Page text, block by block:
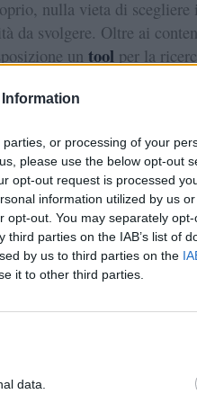
or processing of your
please use the below opt-out
opt-out request is processed
information utilized by us
opt-out. You may separately
parties on the IAB’s list of
by us to third parties on the
it to other third parties.
data.
nulla vieta di scegliere
da svolgere. Oltre ai
un tool per la
soltanto per chi possiede
economichee
di undottore
onde evitareaddebitiin
dovuti a unerrato